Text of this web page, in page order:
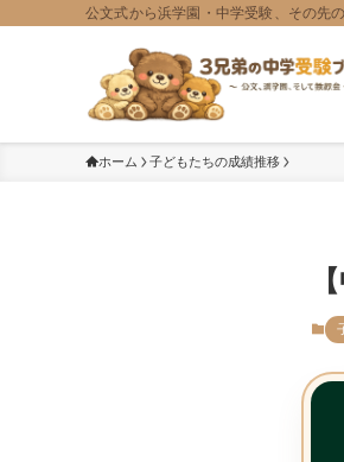
公文式から浜学園・中学受験、その先
ホーム 子どもたちの成績推移